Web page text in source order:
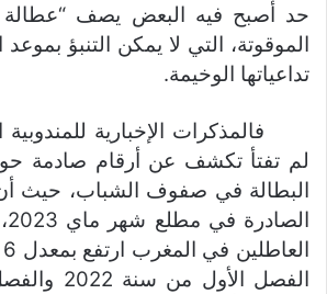
حد أصبح فيه البعض يصف “عطالة
الموقوتة، التي لا يمكن التنبؤ
تداعياتها الوخيمة.
فالمذكرات الإخبارية للمندوبية
لم تفتأ تكشف عن أرقام صادمة
البطالة في صفوف الشباب، حيث أن
الفصل